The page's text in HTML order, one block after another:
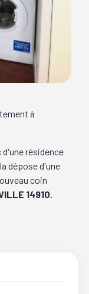
à
résidence
dépose d'une
coin
14910.